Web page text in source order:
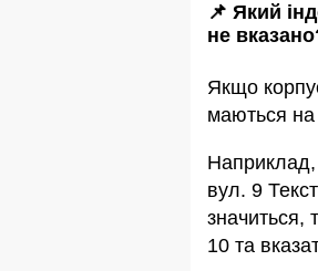
📌 Який
не
Якщо
маються на
Наприклад,
вул. 9
значиться,
10 та